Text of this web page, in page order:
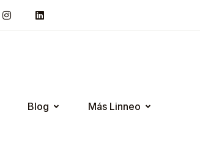
Blog Más Linneo